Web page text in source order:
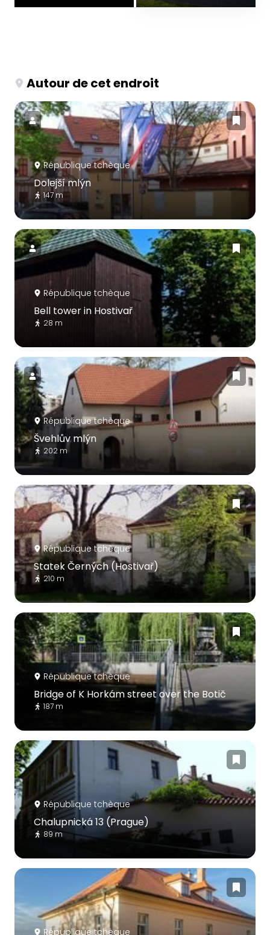
Autour de cet endroit
République tchèque
Dolejší mlýn
147 m
République tchèque
Bell tower in Hostivař
28 m
République tchèque
Švehlův mlýn
202 m
République tchèque
Statek Černých (Hostivař)
210 m
République tchèque
Bridge of K Horkám street over the Botič
187 m
République tchèque
Chalupnická 13 (Prague)
89 m
République tchèque